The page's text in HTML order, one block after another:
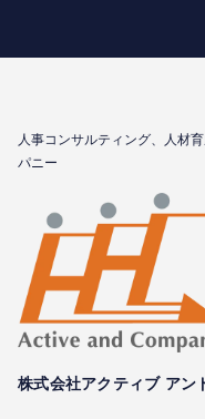
⼈事コンサルティング、⼈材
パニー
株式会社アクティブ アン